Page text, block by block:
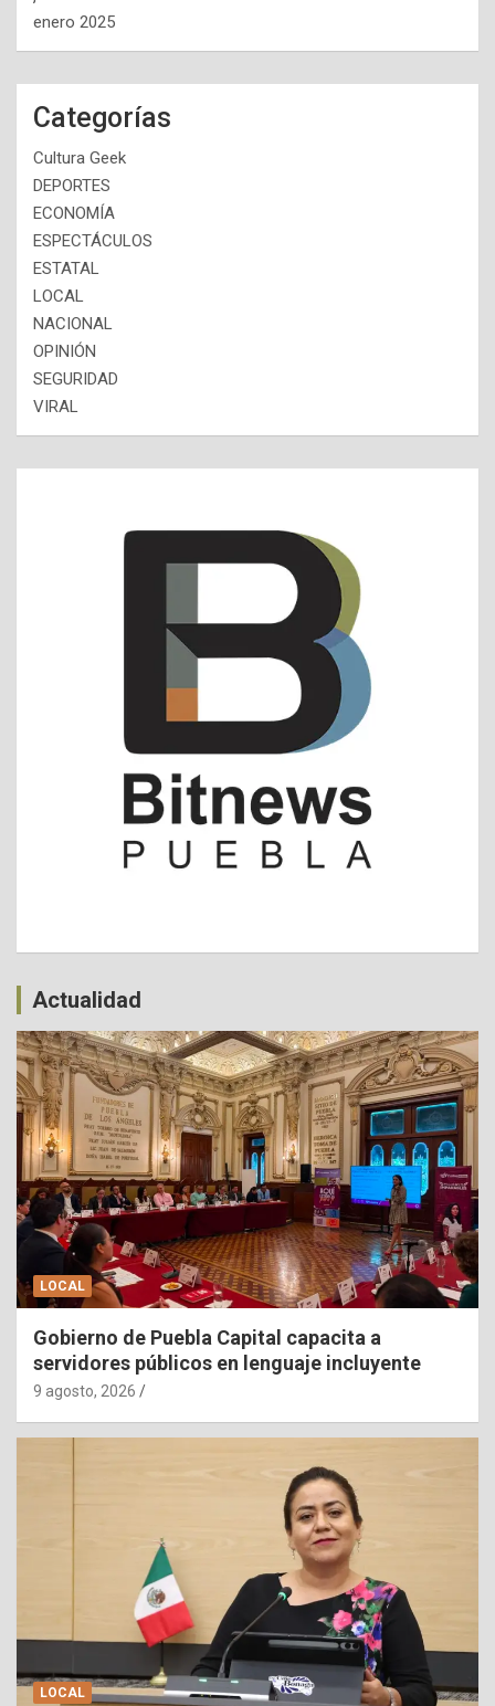
enero 2025
Categorías
Cultura Geek
DEPORTES
ECONOMÍA
ESPECTÁCULOS
ESTATAL
LOCAL
NACIONAL
OPINIÓN
SEGURIDAD
VIRAL
Actualidad
LOCAL
Gobierno de Puebla Capital capacita a
servidores públicos en lenguaje incluyente
9 agosto, 2026
LOCAL